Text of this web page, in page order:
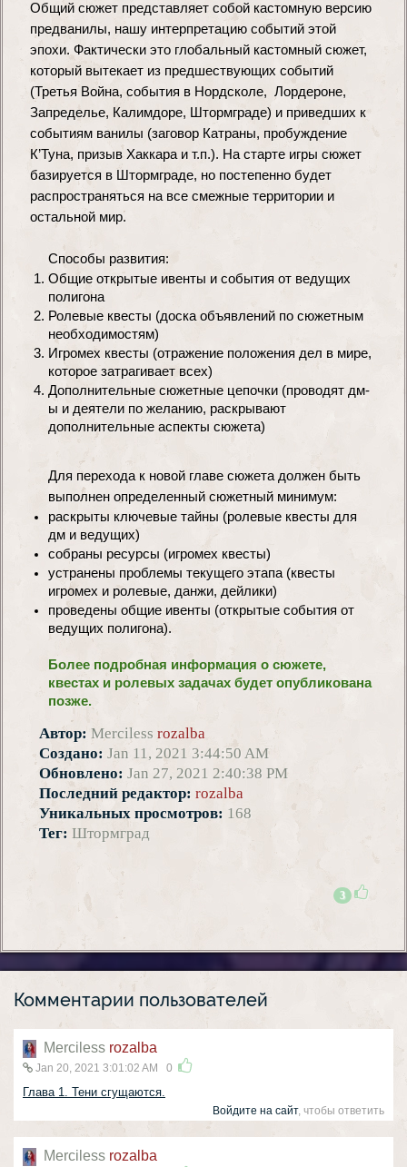
Общий сюжет представляет собой кастомную версию
предванилы, нашу интерпретацию событий этой
эпохи. Фактически это глобальный кастомный сюжет,
который вытекает из предшествующих событий
(Третья Война, события в Нордсколе,  Лордероне,
Запределье, Калимдоре, Штормграде) и приведших к
событиям ванилы (заговор Катраны, пробуждение
К’Туна, призыв Хаккара и т.п.). На старте игры сюжет
базируется в Штормграде, но постепенно будет
распространяться на все смежные территории и
остальной мир.
Способы развития:
Общие открытые ивенты и события от ведущих
полигона
Ролевые квесты (доска объявлений по сюжетным
необходимостям)
Игромех квесты (отражение положения дел в мире,
которое затрагивает всех)
Дополнительные сюжетные цепочки (проводят дм-
ы и деятели по желанию, раскрывают
дополнительные аспекты сюжета)
Для перехода к новой главе сюжета должен быть
выполнен определенный сюжетный минимум:
раскрыты ключевые тайны (ролевые квесты для
дм и ведущих)
собраны ресурсы (игромех квесты)
устранены проблемы текущего этапа (квесты
игромех и ролевые, данжи, дейлики)
проведены общие ивенты (открытые события от
ведущих полигона).
Более подробная информация о сюжете,
квестах и ролевых задачах будет опубликована
позже.
Автор: Merciless rozalba
Создано: Jan 11, 2021 3:44:50 AM
Обновлено: Jan 27, 2021 2:40:38 PM
Последний редактор: rozalba
Уникальных просмотров: 168
Тег: Штормград
3
Комментарии пользователей
Merciless rozalba
Jan 20, 2021 3:01:02 AM 0
Глава 1. Тени сгущаются.
Войдите на сайт, чтобы ответить
Merciless rozalba